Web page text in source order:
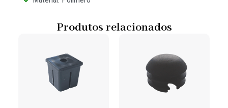
Produtos relacionados